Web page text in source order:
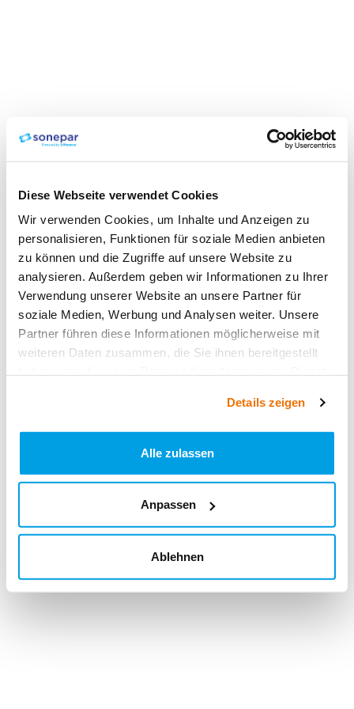
Diese Webseite verwendet Cookies
Wir verwenden Cookies, um Inhalte und Anzeigen zu
personalisieren, Funktionen für soziale Medien anbieten
zu können und die Zugriffe auf unsere Website zu
analysieren. Außerdem geben wir Informationen zu Ihrer
Verwendung unserer Website an unsere Partner für
soziale Medien, Werbung und Analysen weiter. Unsere
Partner führen diese Informationen möglicherweise mit
weiteren Daten zusammen, die Sie ihnen bereitgestellt
Details zeigen
Alle zulassen
Anpassen
Ablehnen